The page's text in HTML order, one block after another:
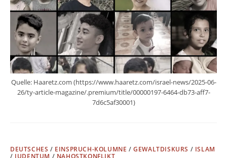
Quelle: Haaretz.com (https://www.haaretz.com/israel-news/2025-06-
26/ty-article-magazine/.premium/title/00000197-6464-db73-aff7-
7d6c5af30001)
DEUTSCHES / EINSPRUCH-KOLUMNE /GEWALTDISKURS / ISLAM
/ JUDENTUM / NAHOSTKONFLIKT